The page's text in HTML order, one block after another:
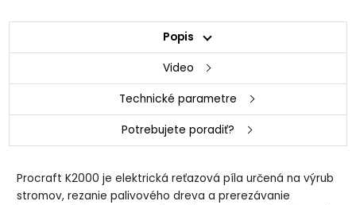
Popis
Video
Technické parametre
Potrebujete poradiť?
Procraft K2000 je elektrická reťazová píla určená na výrub
stromov, rezanie palivového dreva a prerezávanie